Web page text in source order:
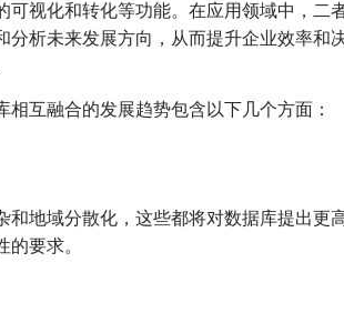
视化和转化等功能。在应用领域中，二
析未来发展方向，从而提升企业效率和
互融合的发展趋势包含以下几个方面：
地域分散化，这些都将对数据库提出更
要求。